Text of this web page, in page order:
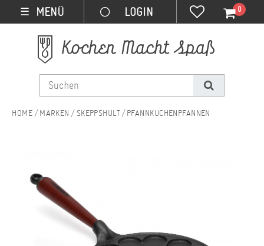
☰ MENÜ 0
MARKEN SKEPPSHULT PFANNKUCHENPFANNEN